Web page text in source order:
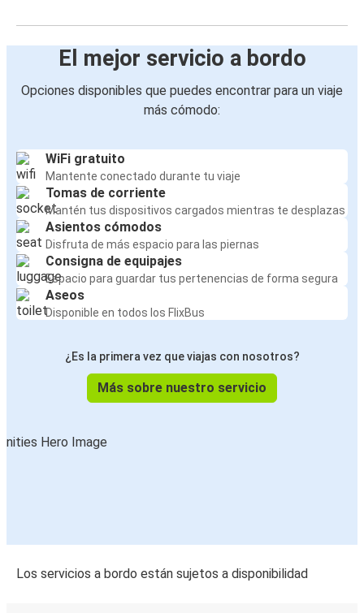
El mejor servicio a bordo
Opciones disponibles que puedes encontrar para un viaje
más cómodo:
WiFi gratuito
Mantente conectado durante tu viaje
Tomas de corriente
Mantén tus dispositivos cargados mientras te desplazas
Asientos cómodos
Disfruta de más espacio para las piernas
Consigna de equipajes
Espacio para guardar tus pertenencias de forma segura
Aseos
Disponible en todos los FlixBus
¿Es la primera vez que viajas con nosotros?
Más sobre nuestro servicio
Los servicios a bordo están sujetos a disponibilidad